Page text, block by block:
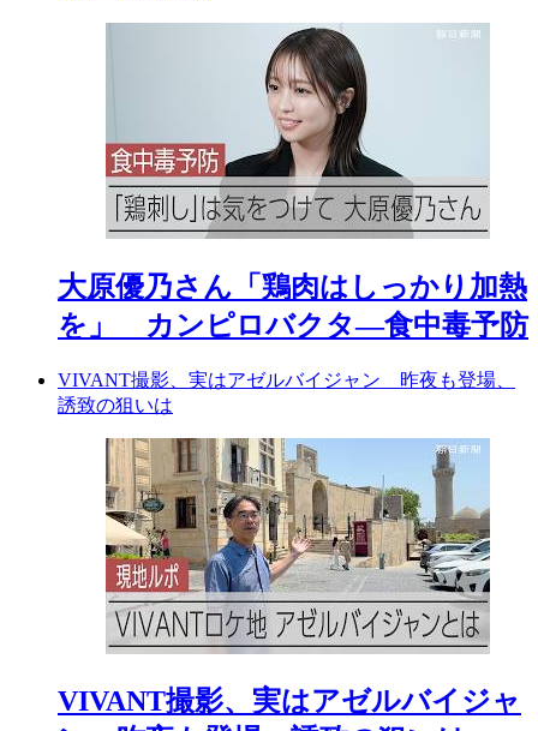
大原優乃さん「鶏肉はしっかり加熱
を」 カンピロバクタ―食中毒予防
VIVANT撮影、実はアゼルバイジャン 昨夜も登場、
誘致の狙いは
VIVANT撮影、実はアゼルバイジャ